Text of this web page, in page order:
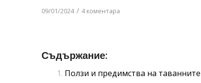
09/01/2024 / 4 коментара
Съдържание:
Ползи и предимства на